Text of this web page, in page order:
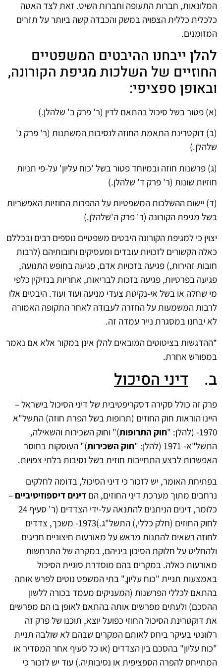
המלונאות, חברות התעופה וחברות השיט. זאת לצד האטה
כלכלית כללית הצפויה במשק והכבדה קשה ביותר על תזרים
המזומנים.
להלן ייבחנו ההיבטים המשפטיים
החוזיים של השלכות מגיפת הקורונה,
ובאופן ספציפי:
(א) פטור בשל סיכול בהתאם לדין (ר' פרק ב' שלהלן.)
(ב) דוקטרינת התאמת החוזה לנסיבות המשתנות (ר' פרק ג'
שלהלן.)
(ג) פרשנות חוזה ובמיוחד פטור בשל 'כוח עליון' על-פי תניות
חוזיות שונות (ר' פרק ד' שלהלן.)
(ד) יישום ההשלכות המשפטיות על ההפרות החוזיות האפשריות
בשל מגיפת הקורונה (ר' פרק ה'שלהלן.)
יצוין כי למגיפת הקורונה היבטים משפטיים נוספים רבים ובכללם
כאלה הקשורים לזכויות עובדים ומעסיקים וחובותיהם (לרבות
חובות זהירות,) פגיעה בזכויות אדם, פגיעה בחופש התנועה,
פגיעה בפרטיות, פגיעה בזכות לבריאות, אחריות בנזיקין כלפי
מי שחלה או בשל אי-נקיטת צעדי מניעה ועוד ועוד. היבטים אלו
לרבות המשמעות על החזרה לעבודה לאחר התקופה האמורה
לא יבחנו במסגרת נייר עמדה זה.
*ההדגשות בציטוטים המובאים להלן אינן במקור אלא אם נאמר
במפורש אחרת.
ב. דיני הסיכול
פרק זה כולל סקירה דסקריפטיבית של דיני הסיכול בישראל –
היינו הוראות חוק החוזים (תרופות בשל הפרת חוזה) התשל"א
1970- (להלן: "
חוק התרופות)" וחוק השכירות והשאילה,
התשל"א- 1971 (להלן: "
חוק השכירות)" העוסקות בחוסר
האפשרות לבצע התחייבות חוזית בשל נסיבות בלתי צפויות.
בפתיחת האומר, יש לזכור כי דיני הסיכול, בדומה לחלקים
נרחבים מתוך מערכת דיני החוזים, הם דינים דיספוזיטיביים –
כלומר, דינים הניתנים להתנאה על-ידי הצדדים (ר' סעיף 24
לחוק החוזים (חלק כללי,) התשל"ג.)1973- משכך, צדדים
לחוזה רשאים להתנות מראש על מאורעות חיצוניים חריגים
ולהחליט על חלוקת הסיכון ביניהם, במקרה של התרחשות
מאורעות כאלה. במקרים בהם מוסדרת סוגיית הסיכול
באמצעות תניית "כוח עליון," בתי המשפט נוטים לפרש אותה
בהתאם לכללי הפרשנות (המעניקים מעמד בכורה ללשון
ההסכם) ולעתים מפרשים אותה בהתאם לאופן בו הם מפרשים
את דוקטרינת הסיכול החוזי כפועל יוצא, תוכנו של פרק זה
רלוונטי בעיקר ביחס לאותם המקרים שבהם לא שולבה תניית
"כוח עליון" בהסכם בין הצדדים (או כל סעיף אחר המסדיר או
המתייחס להפרה הספציפית או נסיבותיה.) עוד יש לזכור כי